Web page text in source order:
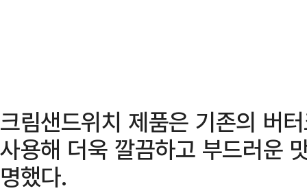
크림샌드위치 제품은 기존의 버
사용해 더욱 깔끔하고 부드러운
명했다.